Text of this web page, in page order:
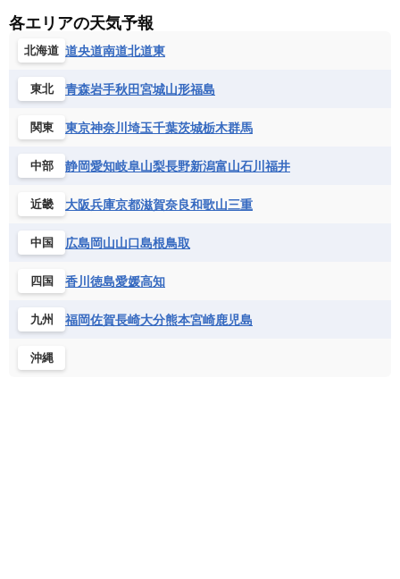
各エリアの天気予報
北海道 道央道南道北道東
東北 青森岩手秋田宮城山形福島
関東 東京神奈川 埼玉千葉茨城栃木群馬
中部 静岡愛知岐阜山梨長野新潟富山石川 福井
近畿 大阪兵庫京都滋賀奈良和歌山三重
中国 広島岡山山口島根鳥取
四国 香川 徳島愛媛高知
九州 福岡佐賀長崎大分熊本宮崎鹿児島
沖縄